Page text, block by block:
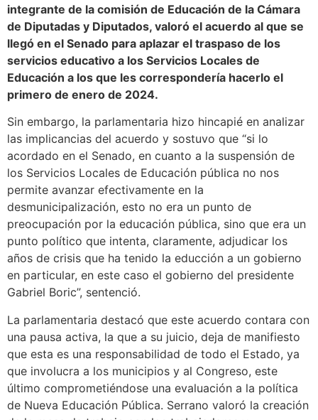
integrante de la comisión de Educación de la Cámara
de Diputadas y Diputados, valoró el acuerdo al que se
llegó en el Senado para aplazar el traspaso de los
servicios educativo a los Servicios Locales de
Educación a los que les correspondería hacerlo el
primero de enero de 2024.
Sin embargo, la parlamentaria hizo hincapié en analizar
las implicancias del acuerdo y sostuvo que “si lo
acordado en el Senado, en cuanto a la suspensión de
los Servicios Locales de Educación pública no nos
permite avanzar efectivamente en la
desmunicipalización, esto no era un punto de
preocupación por la educación pública, sino que era un
punto político que intenta, claramente, adjudicar los
años de crisis que ha tenido la educción a un gobierno
en particular, en este caso el gobierno del presidente
Gabriel Boric”, sentenció.
La parlamentaria destacó que este acuerdo contara con
una pausa activa, la que a su juicio, deja de manifiesto
que esta es una responsabilidad de todo el Estado, ya
que involucra a los municipios y al Congreso, este
último comprometiéndose una evaluación a la política
de Nueva Educación Pública. Serrano valoró la creación